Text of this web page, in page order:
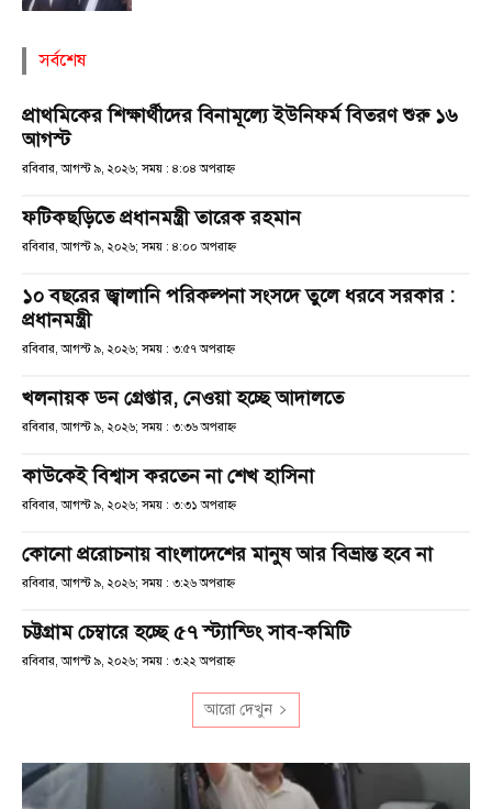
সর্বশেষ
প্রাথমিকের শিক্ষার্থীদের বিনামূল্যে ইউনিফর্ম বিতরণ শুরু ১৬
আগস্ট
রবিবার, আগস্ট ৯, ২০২৬; সময় : ৪:০৪ অপরাহ্ণ
ফটিকছড়িতে প্রধানমন্ত্রী তারেক রহমান
রবিবার, আগস্ট ৯, ২০২৬; সময় : ৪:০০ অপরাহ্ণ
১০ বছরের জ্বালানি পরিকল্পনা সংসদে তুলে ধরবে সরকার :
প্রধানমন্ত্রী
রবিবার, আগস্ট ৯, ২০২৬; সময় : ৩:৫৭ অপরাহ্ণ
খলনায়ক ডন গ্রেপ্তার, নেওয়া হচ্ছে আদালতে
রবিবার, আগস্ট ৯, ২০২৬; সময় : ৩:৩৬ অপরাহ্ণ
কাউকেই বিশ্বাস করতেন না শেখ হাসিনা
রবিবার, আগস্ট ৯, ২০২৬; সময় : ৩:৩১ অপরাহ্ণ
কোনো প্ররোচনায় বাংলাদেশের মানুষ আর বিভ্রান্ত হবে না
রবিবার, আগস্ট ৯, ২০২৬; সময় : ৩:২৬ অপরাহ্ণ
চট্টগ্রাম চেম্বারে হচ্ছে ৫৭ স্ট্যান্ডিং সাব-কমিটি
রবিবার, আগস্ট ৯, ২০২৬; সময় : ৩:২২ অপরাহ্ণ
আরো দেখুন